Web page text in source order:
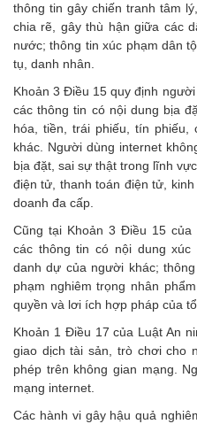
thông tin gây chiến tranh tâm
chia rẽ, gây thù hận giữa các
nước; thông tin xúc phạm dân
tụ, danh nhân.
Khoản 3 Điều 15 quy định
các thông tin có nội dung bịa
hóa, tiền, trái phiếu, tín
khác. Người dùng internet
bịa đặt, sai sự thật trong lĩnh
điện tử, thanh toán điện tử,
doanh đa cấp.
Cũng tại Khoản 3 Điều 15 của
các thông tin có nội dung xúc
danh dự của người khác;
phạm nghiêm trọng nhân
quyền và lơi ích hợp pháp của
Khoản 1 Điều 17 của Luật An
giao dịch tài sản, trò chơi cho
phép trên không gian mạng.
mạng internet.
Các hành vi gây hậu quả